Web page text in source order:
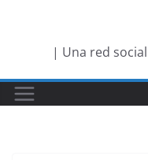
| Una red